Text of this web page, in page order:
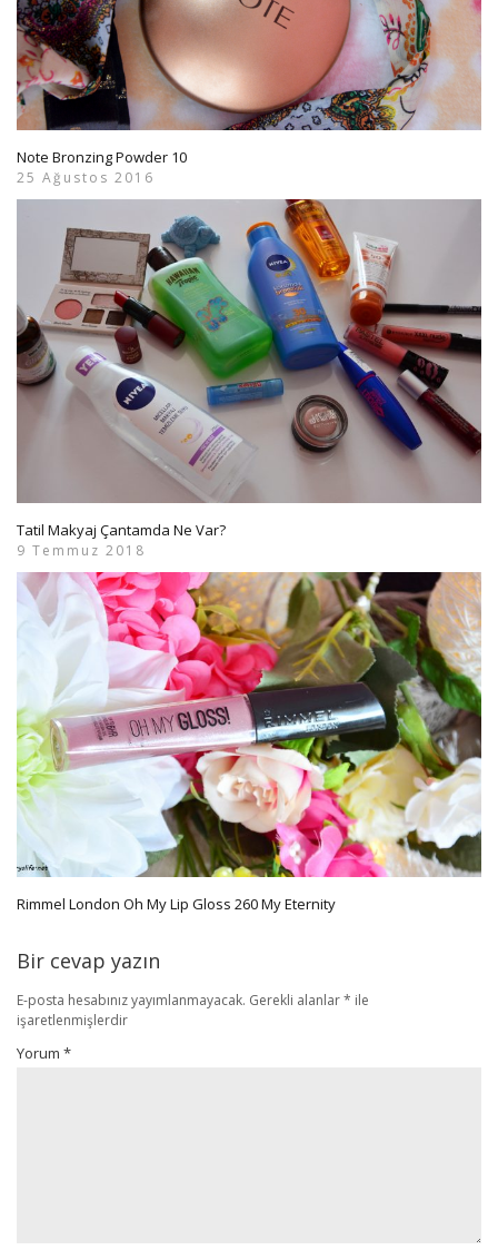
Note Bronzing Powder 10
25 Ağustos 2016
Tatil Makyaj Çantamda Ne Var?
9 Temmuz 2018
Rimmel London Oh My Lip Gloss 260 My Eternity
Bir cevap yazın
E-posta hesabınız yayımlanmayacak. Gerekli alanlar* ile
işaretlenmişlerdir
Yorum *